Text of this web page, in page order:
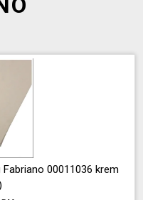
00011036 krem